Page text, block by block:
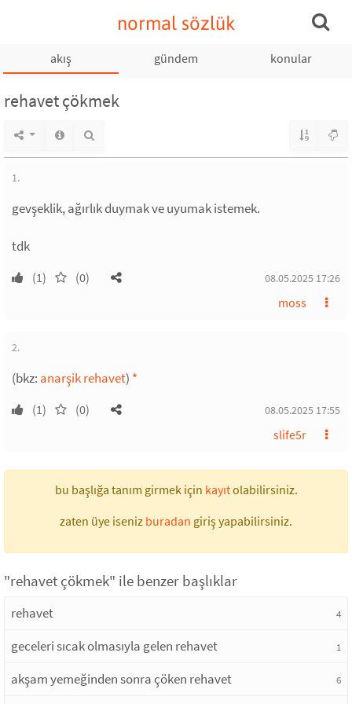
normal sözlük
akış gündem konular
rehavet çökmek
1.
gevşeklik, ağırlık duymak ve uyumak istemek.
tdk
(1) (0) 08.05.2025 17:26
moss
2.
(bkz: anarşik rehavet) *
(1) (0) 08.05.2025 17:55
slife5r
bu başlığa tanım girmek için kayıtolabilirsiniz.
zaten üye iseniz buradan giriş yapabilirsiniz.
"rehavet çökmek" ile benzer başlıklar
rehavet 4
geceleri sıcak olmasıyla gelen rehavet 1
akşam yemeğinden sonra çöken rehavet 6